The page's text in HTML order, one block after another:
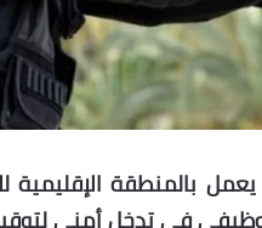
بالمنطقة الإقليمية